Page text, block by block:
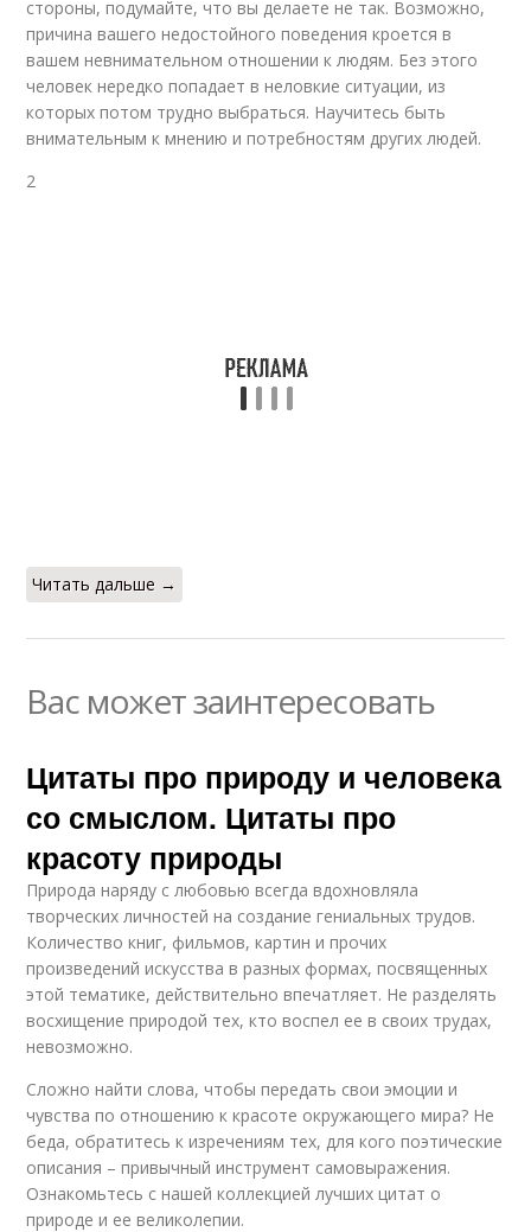
стороны, подумайте, что вы делаете не так. Возможно,
причина вашего недостойного поведения кроется в
вашем невнимательном отношении к людям. Без этого
человек нередко попадает в неловкие ситуации, из
которых потом трудно выбраться. Научитесь быть
внимательным к мнению и потребностям других людей.
2
Читать дальше →
Вас может заинтересовать
Цитаты про природу и человека
со смыслом. Цитаты про
красоту природы
Природа наряду с любовью всегда вдохновляла
творческих личностей на создание гениальных трудов.
Количество книг, фильмов, картин и прочих
произведений искусства в разных формах, посвященных
этой тематике, действительно впечатляет. Не разделять
восхищение природой тех, кто воспел ее в своих трудах,
невозможно.
Сложно найти слова, чтобы передать свои эмоции и
чувства по отношению к красоте окружающего мира? Не
беда, обратитесь к изречениям тех, для кого поэтические
описания – привычный инструмент самовыражения.
Ознакомьтесь с нашей коллекцией лучших цитат о
природе и ее великолепии.